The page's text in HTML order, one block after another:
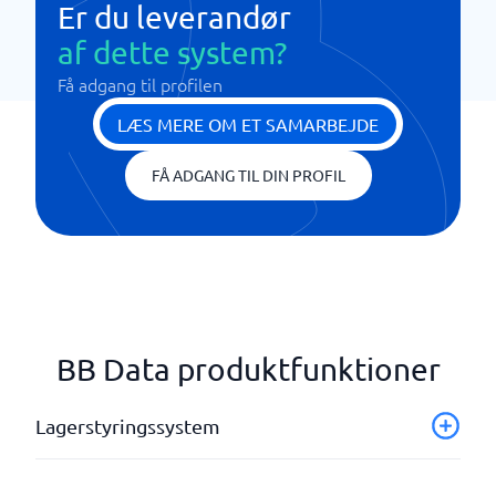
Er du leverandør
af dette system?
Få adgang til profilen
LÆS MERE OM ET SAMARBEJDE
FÅ ADGANG TIL DIN PROFIL
BB Data produktfunktioner
Lagerstyringssystem